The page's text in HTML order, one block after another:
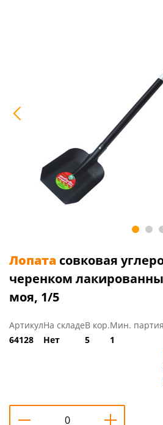
Лопата совковая
черенком
моя, 1/5
Артикул
64128
На складе
Нет
В кор.
5
Мин. партия
1